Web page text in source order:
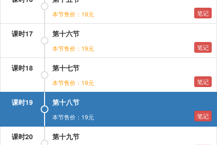
本节售价：19元 笔记
课时17 第十六节
本节售价：19元 笔记
课时18 第十七节
本节售价：19元 笔记
课时19 第十八节
本节售价：19元 笔记
课时20 第十九节